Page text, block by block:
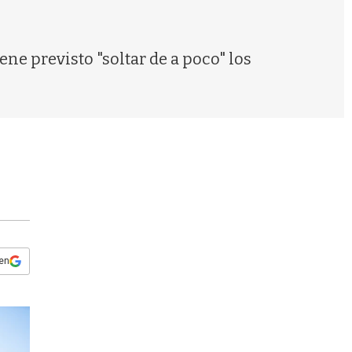
previsto "soltar de a poco" los